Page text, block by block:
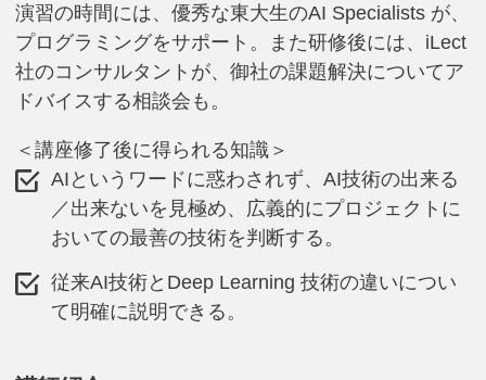
演習の時間には、優秀な東大生のAI Specialists が、
プログラミングをサポート。また研修後には、iLect
社のコンサルタントが、御社の課題解決についてア
ドバイスする相談会も。
＜講座修了後に得られる知識＞
AIというワードに惑わされず、AI技術の出来る
／出来ないを見極め、広義的にプロジェクトに
おいての最善の技術を判断する。
従来AI技術とDeep Learning 技術の違いについ
て明確に説明できる。